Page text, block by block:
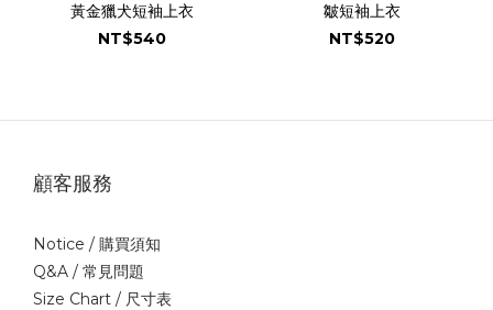
黃金獵犬短袖上衣
NT$540
皺短袖上衣
NT$520
顧客服務
Notice / 購買須知
Q&A / 常見問題
Size Chart / 尺寸表